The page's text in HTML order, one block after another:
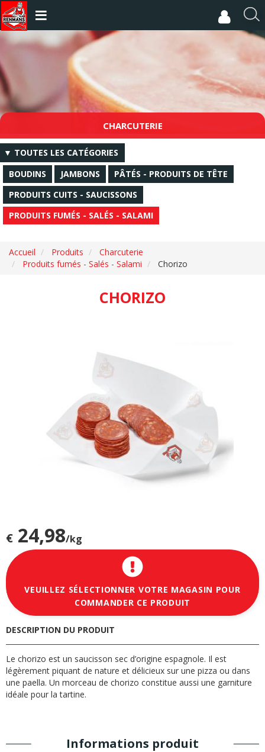
Aller
au
contenu
principal
R
e
r
c
h
r
CHARCUTERIE
▼ TOUTES LES CATÉGORIES
BOUDINS
JAMBONS
PÂTÉS - PRODUITS DE TÊTE
PRODUITS CUITS - SAUCISSONS
PRODUITS FUMÉS - SALÉS - SALAMI
Accueil Produits
Charcuterie
Produits fumés - Salés - Salami
Chorizo
CHORIZO
€ 24,98/kg
VEUILLEZ SÉLECTIONNER VOTRE MAGASIN POUR
COMMANDER CE PRODUIT
DESCRIPTION DU PRODUIT
Le chorizo est un saucisson sec d’origine espagnole. Il est
légèrement piquant de nature et délicieux sur une pizza ou dans
une paella. Un morceau de chorizo constitue aussi une garniture
idéale pour la tartine.
Informations produit